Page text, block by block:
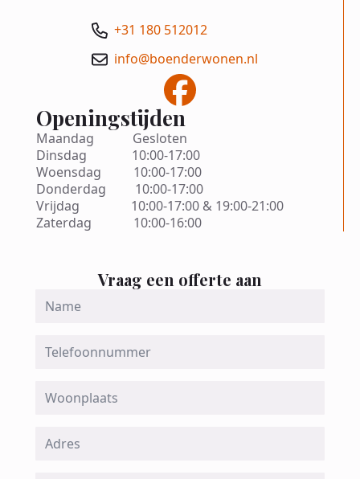
+31 180 512012
info@boenderwonen.nl
Openingstijden
Maandag Gesloten
Dinsdag 10:00-17:00
Woensdag 10:00-17:00
Donderdag 10:00-17:00
Vrijdag 10:00-17:00 & 19:00-21:00
Zaterdag 10:00-16:00
Vraag een offerte aan